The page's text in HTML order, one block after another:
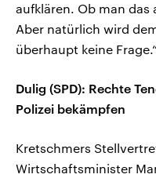
aufklären. Ob man das
Aber natürlich wird
überhaupt keine Frage.“
Dulig (SPD): Rechte
Polizei bekämpfen
Kretschmers
Wirtschaftsminister